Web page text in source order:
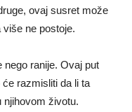
ovaj susret može
ne postoje.
nego ranije. Ovaj put
razmisliti da li ta
njihovom životu.